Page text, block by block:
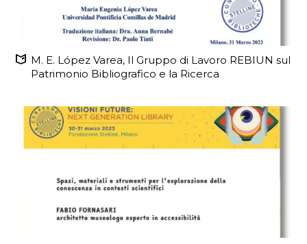
M. E. López Varea, Il Gruppo di Lavoro REBIUN sul
Patrimonio Bibliografico e la Ricerca